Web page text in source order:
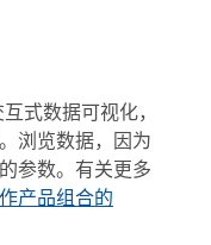
式数据可视化，
浏览数据，因为
参数。有关更多
产品组合的